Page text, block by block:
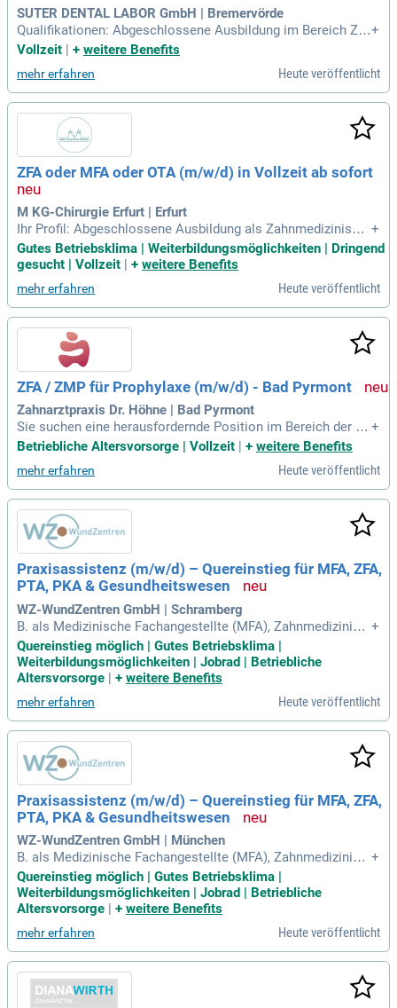
SUTER DENTAL LABOR GmbH | Bremervörde
Qualifikationen: Abgeschlossene Ausbildung im Bereich Za
hnmedizinische Fachangestellte:r, Zahnarzthelfer:in oder ver
abgeschlossene Ausbildung im Bereich Zahntechnik mit Ab
rechnungserfahrung.
+
Vollzeit | + weitere Benefits
mehr erfahren Heute veröffentlicht
ZFA oder MFA oder OTA (m/w/d) in Vollzeit ab sofort
M KG-Chirurgie Erfurt | Erfurt
Ihr Profil: Abgeschlossene Ausbildung als Zahnmedizinisch
e/r Fachangestellte/r (ZFA) oder Medizinische/r Fachangest
ellte/r (MFA) oder OTA; Erfahrung im Bereich der Mund-, Kief
er- und Gesichtschirurgie von Vorteil; Freundliches Auftrete
n und Teamfähigkeit
+
Gutes Betriebsklima | Weiterbildungsmöglichkeiten | Dringend
gesucht | Vollzeit | + weitere Benefits
mehr erfahren Heute veröffentlicht
ZFA / ZMP für Prophylaxe (m/w/d) - Bad Pyrmont
Zahnarztpraxis Dr. Höhne | Bad Pyrmont
Sie suchen eine herausfordernde Position im Bereich der Pr
ophylaxe? Unsere Praxis bietet Ihnen ein einfühlsames Umf
hmen können. Hier arbeiten Sie eng mit unserem Behandlun
gsteam, dem Empfang und der Praxisleitung zusammen. Ge
nießen Sie attraktive Konditionen mit einem Gehalt von bis
zu 4.000 € brutto/Monat, 6 Wochen Urlaub und geregelten A
rbeitszeiten. Profitieren Sie von regelmäßigen Fort- und Weit
erbildungen sowie zusätzlichen Leistungen wie Mobilitätszu
schüssen und einer betrieblichen Altersvorsorge. Werden Si
e Teil unseres Teams und gestalten Sie aktiv den Prophylax
e-Bereich mit!
+
Betriebliche Altersvorsorge | Vollzeit
+ weitere Benefits
mehr erfahren Heute veröffentlicht
Praxisassistenz (m/w/d) – Quereinstieg für MFA, ZFA,
PTA, PKA & Gesundheitswesen
WZ-WundZentren GmbH | Schramberg
B. als Medizinische Fachangestellte (MFA), Zahnmedizinisc
he Fachangestellte (ZFA), Pharmazeutisch-technischer Assi
stent (PTA), Pharmazeutisch-kaufmännische Angestellte (P
KA), Tiermedizinische Fachangestellte, Verwaltungsfachkraf
t, Kauffrau/Kaufmann im
+
Quereinstieg möglich | Gutes Betriebsklima |
Weiterbildungsmöglichkeiten | Jobrad | Betriebliche
Altersvorsorge | + weitere Benefits
mehr erfahren Heute veröffentlicht
Praxisassistenz (m/w/d) – Quereinstieg für MFA, ZFA,
PTA, PKA & Gesundheitswesen
WZ-WundZentren GmbH | München
B. als Medizinische Fachangestellte (MFA), Zahnmedizinisc
he Fachangestellte (ZFA), Pharmazeutisch-technischer Assi
stent (PTA), Pharmazeutisch-kaufmännische Angestellte (P
KA), Tiermedizinische Fachangestellte, Verwaltungsfachkraf
t, Kauffrau/Kaufmann im
+
Quereinstieg möglich | Gutes Betriebsklima |
Weiterbildungsmöglichkeiten | Jobrad | Betriebliche
Altersvorsorge | + weitere Benefits
mehr erfahren Heute veröffentlicht